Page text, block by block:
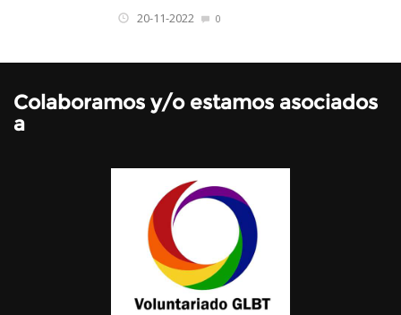
20-11-2022 0
Colaboramos y/o estamos asociados
a